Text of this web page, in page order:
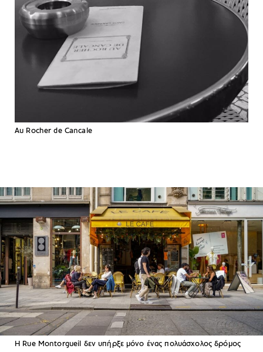
Au Rocher de Cancale
H Rue Montorgueil δεν υπήρξε μόνο ένας πολυάσχολος δρόμος